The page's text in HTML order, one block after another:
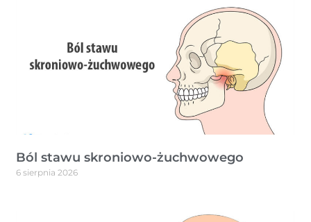
Ból stawu skroniowo-żuchwowego
6 sierpnia 2026